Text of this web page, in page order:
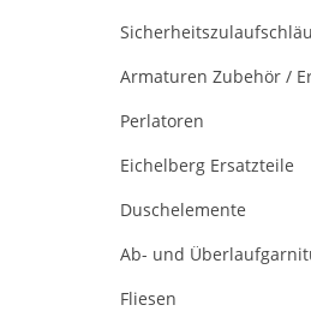
Armaturen Zubehör /
Perlatoren
Eichelberg Ersatzteile
Duschelemente
Ab- und
Fliesen